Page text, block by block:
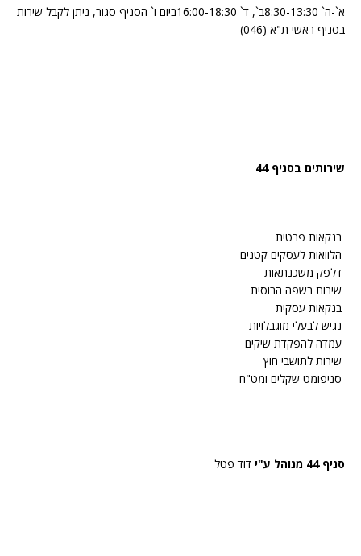
א`-ה` 8:30-13:30ב`, ד` 16:00-18:30ביום ו` הסניף סגור, ניתן לקבל שירות
בסניף ראשי ת"א (046)
שירותים בסניף 44
בנקאות פרטית
הלוואות לעסקים קטנים
דלפק משכנתאות
שירות בשפה הרוסית
בנקאות עסקית
נגיש לבעלי מוגבלויות
עמדה להפקדת שיקים
שירות לתושבי חוץ
סניפומט שקלים ומט"ח
סניף 44 מנוהל ע"י דוד פטל